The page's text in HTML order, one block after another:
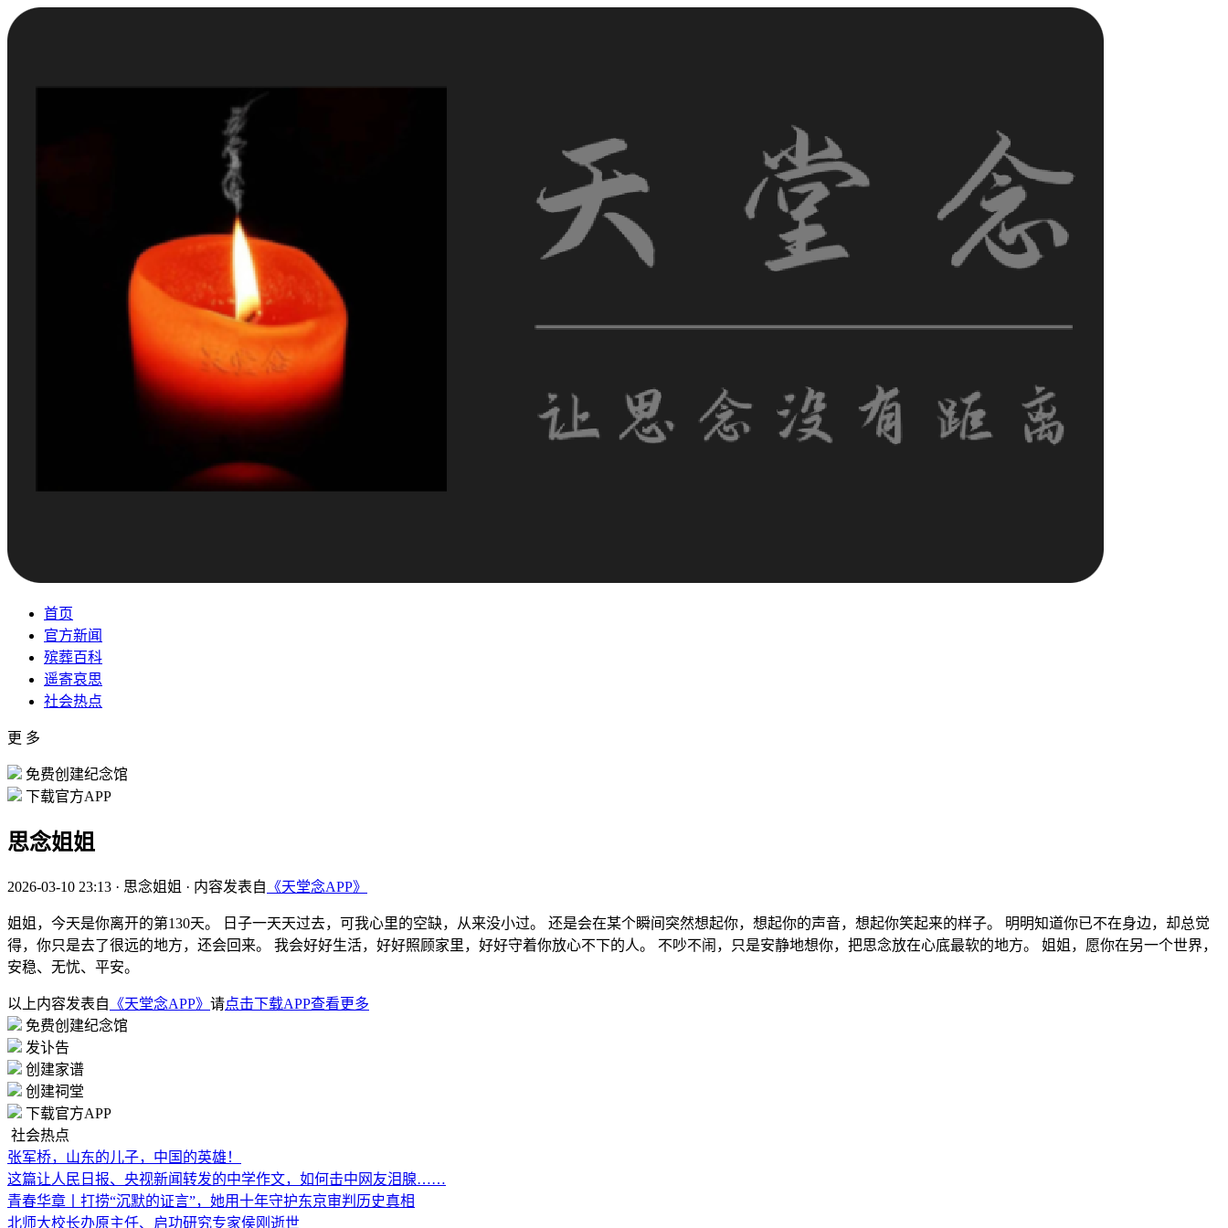
首页
官方新闻
殡葬百科
遥寄哀思
社会热点
更 多
免费创建纪念馆
下载官方APP
思念姐姐
2026-03-10 23:13 · 思念姐姐 · 内容发表自 《天堂念APP》
姐姐，今天是你离开的第130天。 日子一天天过去，可我心里的空缺，从来没小过。 还是会在某个瞬间突然想起你，想起你的声音，想起你笑起来的样子。 明明知道你已不在身边，却总觉
得，你只是去了很远的地方，还会回来。 我会好好生活，好好照顾家里，好好守着你放心不下的人。 不吵不闹，只是安静地想你，把思念放在心底最软的地方。 姐姐，愿你在另一个世界，
安稳、无忧、平安。
以上内容发表自 《天堂念APP》 请点击下载APP查看更多
免费创建纪念馆
发讣告
创建家谱
创建祠堂
下载官方APP
社会热点
张军桥，山东的儿子，中国的英雄！
这篇让人民日报、央视新闻转发的中学作文，如何击中网友泪腺……
青春华章丨打捞“沉默的证言”，她用十年守护东京审判历史真相
北师大校长办原主任、启功研究专家侯刚逝世